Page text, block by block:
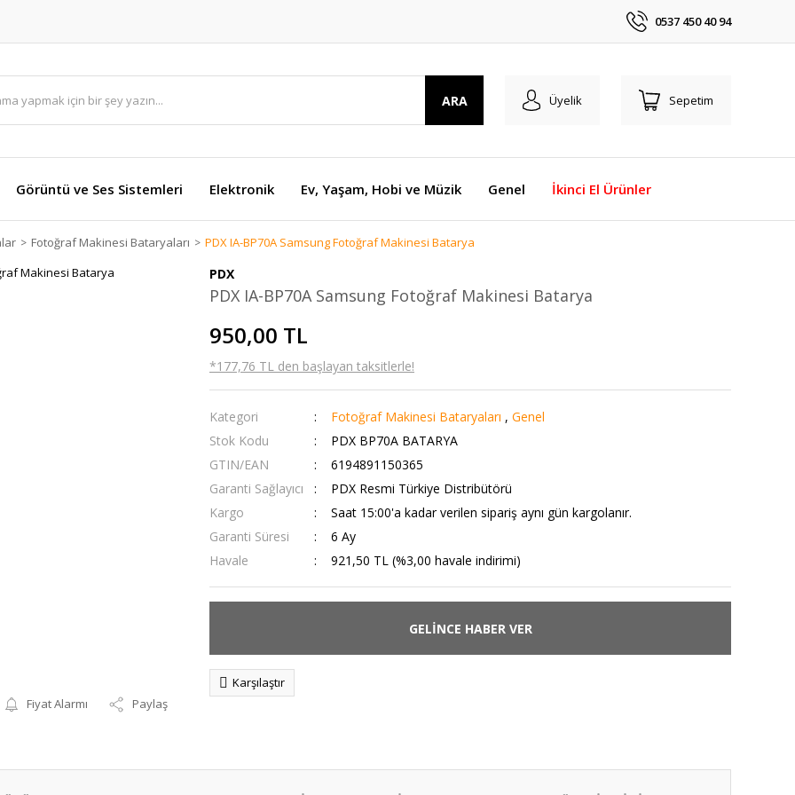
0537 450 40 94
ARA Üyelik Sepetim
Görüntü ve Ses Sistemleri Elektronik Ev, Yaşam, Hobi ve Müzik Genel İkinci El Ürünler
Fotoğraf Makinesi Bataryaları PDX IA-BP70A Samsung Fotoğraf Makinesi Batarya
Fiyat Alarmı Paylaş
PDX
PDX IA-BP70A Samsung Fotoğraf Makinesi Batarya
950,00 TL
*177,76 TL den başlayan taksitlerle!
Kategori Fotoğraf Makinesi Bataryaları , Genel
Stok Kodu
PDX BP70A BATARYA
GTIN/EAN
6194891150365
Garanti Sağlayıcı
PDX Resmi Türkiye Distribütörü
Kargo
Saat 15:00'a kadar verilen sipariş aynı gün kargolanır.
Garanti Süresi
6 Ay
Havale
921,50 TL (%3,00 havale indirimi)
GELİNCE HABER VER
Karşılaştır